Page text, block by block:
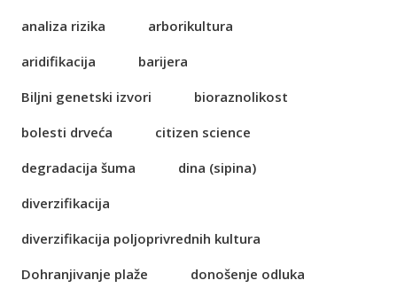
analiza rizika
arborikultura
aridifikacija
barijera
Biljni genetski izvori
bioraznolikost
bolesti drveća
citizen science
degradacija šuma
dina (sipina)
diverzifikacija
diverzifikacija poljoprivrednih kultura
Dohranjivanje plaže
donošenje odluka